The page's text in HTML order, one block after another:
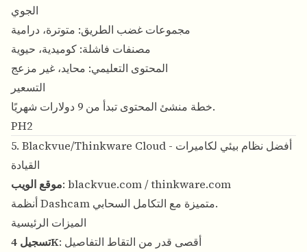
الجوي
مجموعات غضب الطريق: متوترة، درامية
مصنفات فاشلة: كوميدية، حيوية
المحتوى التعليمي: محايد، غير مزعج
التسعير
خطة منشئ المحتوى تبدأ من 9 دولارات شهريًا.
PH2
5. Blackvue/Thinkware Cloud - أفضل نظام بيئي لكاميرات
القيادة
موقع الويب: blackvue.com/thinkware.com
أنظمة Dashcam متميزة مع التكامل السحابي.
الميزات الرئيسية
تسجيل 4K : أقصى قدر من التقاط التفاصيل